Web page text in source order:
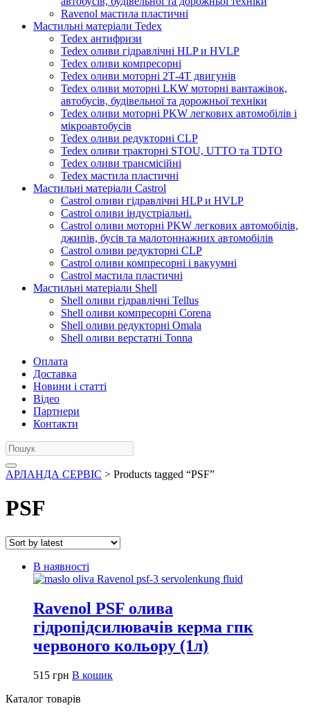
Ravenol мастила пластичні
Мастильні матеріали Tedex
Tedex антифризи
Tedex оливи гідравлічні HLP и HVLP
Tedex оливи компресорні
Tedex оливи моторні 2Т-4Т двигунів
Tedex оливи моторні LKW моторні вантажівок,
автобусів, будівельної та дорожньої техніки
Tedex оливи моторні PKW легкових автомобілів і
мікроавтобусів
Tedex оливи редукторні CLP
Tedex оливи тракторні STOU, UTTO та TDTO
Tedex оливи трансмісійні
Tedex мастила пластичні
Мастильні матеріали Castrol
Castrol оливи гідравлічні HLP и HVLP
Castrol оливи індустріальні.
Castrol оливи моторні PKW легкових автомобілів,
джипів, бусів та малотоннажних автомобілів
Castrol оливи редукторні CLP
Castrol оливи компресорні і вакуумні
Castrol мастила пластичні
Мастильні матеріали Shell
Shell оливи гідравлічні Tellus
Shell оливи компресорні Corena
Shell оливи редукторні Omala
Shell оливи верстатні Tonna
Оплата
Доставка
Новини і статті
Відео
Партнери
Контакти
АРЛАНДА СЕРВІС > Products tagged “PSF”
PSF
В наявності
Ravenol PSF олива
гідропідсилювачів керма гпк
червоного кольору (1л)
515 грн В кошик
Каталог товарів